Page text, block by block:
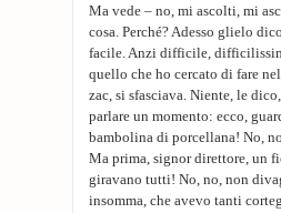
Ma vede – no, mi ascolti, mi
cosa. Perché? Adesso glielo
facile. Anzi difficile,
quello che ho cercato di fare
zac, si sfasciava. Niente, le
parlare un momento: ecco,
bambolina di porcellana! No,
Ma prima, signor direttore, un
giravano tutti! No, no, non
insomma, che avevo tanti